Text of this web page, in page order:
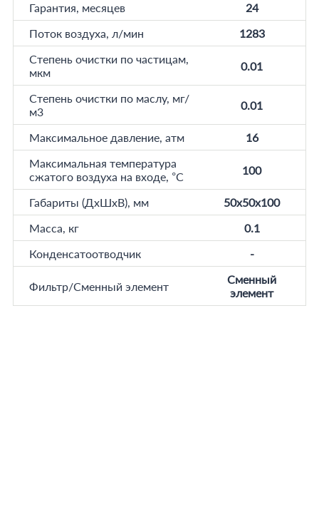
Гарантия, месяцев
24
Поток воздуха, л/мин
1283
Степень очистки по частицам,
мкм
0.01
Степень очистки по маслу, мг/
м3
0.01
Максимальное давление, атм
16
Максимальная температура
сжатого воздуха на входе, °C
100
Габариты (ДхШхВ), мм
50x50x100
Масса, кг
0.1
Конденсатоотводчик
-
Фильтр/Сменный элемент
Сменный
элемент